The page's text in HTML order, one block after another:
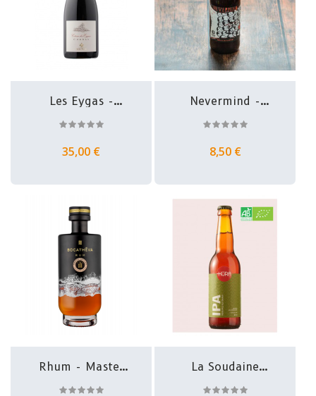
Les Eygas -
35,00 €
Nevermind -
8,50 €
Rhum - Master
La Soudaine